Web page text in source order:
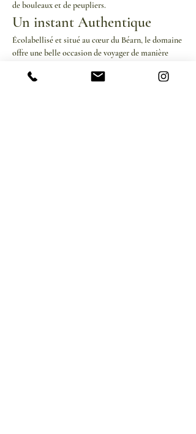
de bouleaux et de peupliers.
Un instant Authentique
Écolabellisé et situé au cœur du Béarn, le domaine
offre une belle occasion de voyager de manière
Vous pourrez explorer de nouveaux horizons sans